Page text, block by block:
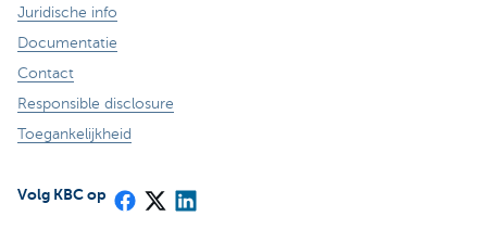
Juridische info
Documentatie
Contact
Responsible disclosure
Toegankelijkheid
Volg KBC op